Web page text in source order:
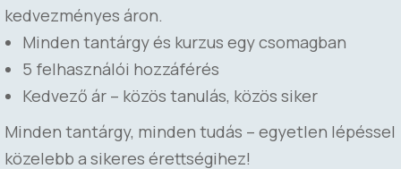
kedvezményes áron.
Minden tantárgy és kurzus egy csomagban
5 felhasználói hozzáférés
Kedvező ár – közös tanulás, közös siker
Minden tantárgy, minden tudás – egyetlen lépéssel
közelebb a sikeres érettségihez!